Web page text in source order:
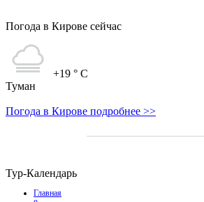
Погода в Кирове сейчас
+19 ° C
Туман
Погода в Кирове подробнее >>
Тур-Календарь
Главная